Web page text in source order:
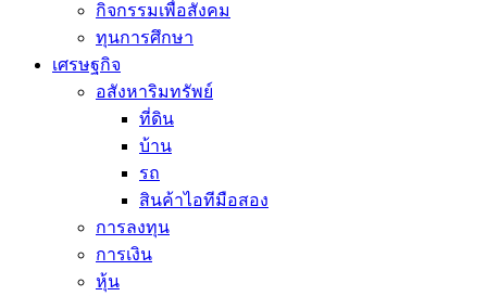
กิจกรรมเพื่อสังคม
ทุนการศึกษา
เศรษฐกิจ
อสังหาริมทรัพย์
ที่ดิน
บ้าน
รถ
สินค้าไอทีมือสอง
การลงทุน
การเงิน
หุ้น